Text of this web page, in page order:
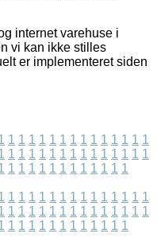
internet varehuse i
vi kan ikke stilles
er implementeret siden
1 1 1 1 1 1 1 1 1 1 1 1 1 1
1 1 1 1 1 1 1 1 1 1 1 1 1 1
1 1 1 1 1 1 1 1 1 1 1 1
1 1 1 1 1 1 1 1 1 1 1 1 1 1
1 1 1 1 1 1 1 1 1 1 1 1 1 1
1 1 1 1 1 1 1 1 1 1 1 1